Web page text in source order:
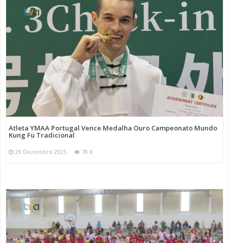
Atleta YMAA Portugal Vence Medalha Ouro Campeonato Mundo
Kung Fu Tradicional
29 Dezembro 2025 78 K